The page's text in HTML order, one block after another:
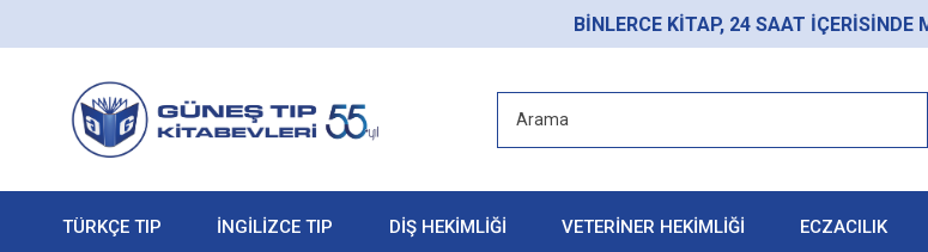
BİNLERCE KİTAP, 24 SAAT İÇERİSİNDE
TÜRKÇE TIP İNGİLİZCE TIP DİŞ HEKİMLİĞİ VETERİNER HEKİMLİĞİ ECZACILIK